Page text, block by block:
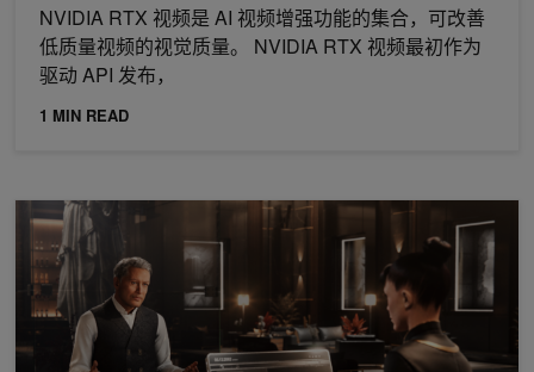
NVIDIA RTX 视频是 AI 视频增强功能的集合，可改善
低质量视频的视觉质量。 NVIDIA RTX 视频最初作为
驱动 API 发布，
1 MIN READ
借助 NVIDIA ACE 打造逼真的数字人物 (现已正式发布)